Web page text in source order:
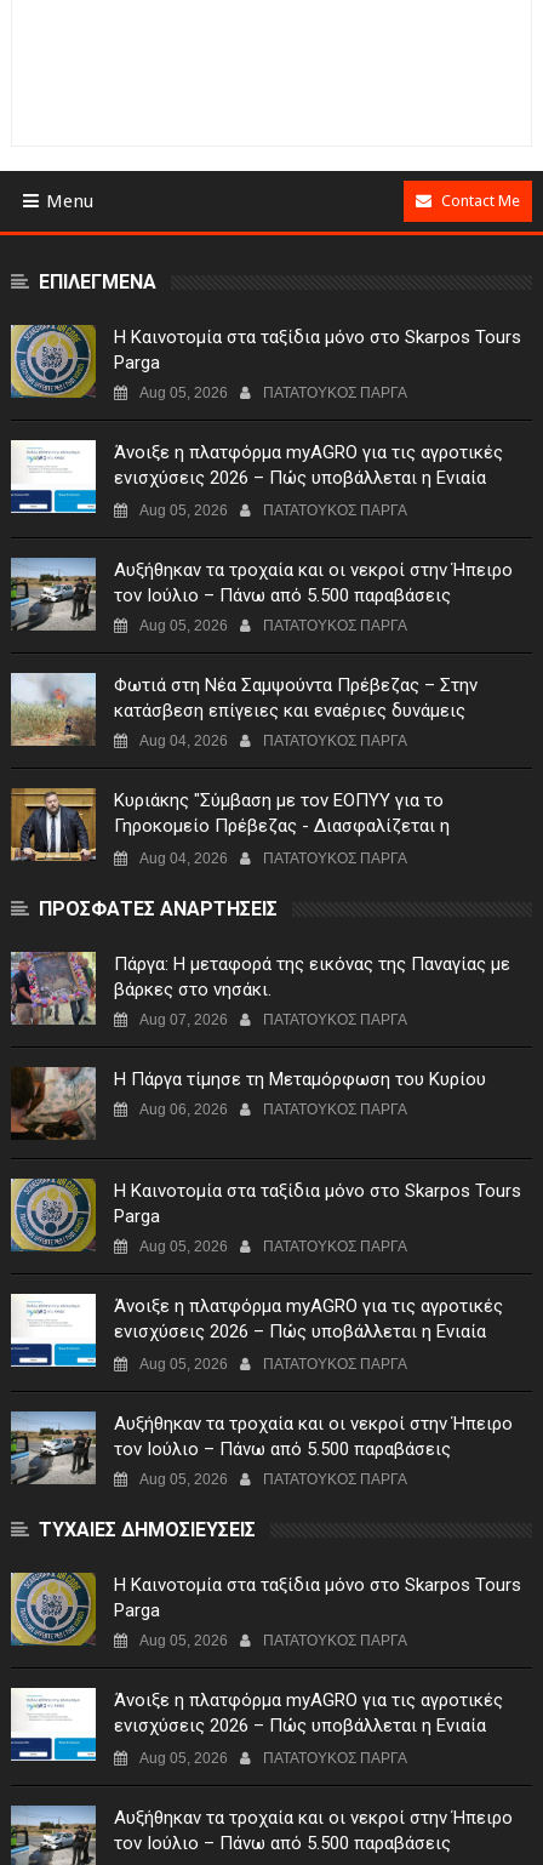
Menu Contact Me
ΕΠΙΛΕΓΜΕΝΑ
Η Καινοτομία στα ταξίδια μόνο στο Skarpos Tours
Parga
Aug 05, 2026 ΠΑΤΑΤΟΥΚΟΣ ΠΑΡΓΑ
Άνοιξε η πλατφόρμα myAGRO για τις αγροτικές
ενισχύσεις 2026 – Πώς υποβάλλεται η Ενιαία
Αίτηση Ενίσχυσης
Aug 05, 2026 ΠΑΤΑΤΟΥΚΟΣ ΠΑΡΓΑ
Αυξήθηκαν τα τροχαία και οι νεκροί στην Ήπειρο
τον Ιούλιο – Πάνω από 5.500 παραβάσεις
Aug 05, 2026 ΠΑΤΑΤΟΥΚΟΣ ΠΑΡΓΑ
Φωτιά στη Νέα Σαμψούντα Πρέβεζας – Στην
κατάσβεση επίγειες και εναέριες δυνάμεις
Aug 04, 2026 ΠΑΤΑΤΟΥΚΟΣ ΠΑΡΓΑ
Κυριάκης "Σύμβαση με τον ΕΟΠΥΥ για το
Γηροκομείο Πρέβεζας - Διασφαλίζεται η
χρηματοδότηση της λειτουργίας του"
Aug 04, 2026 ΠΑΤΑΤΟΥΚΟΣ ΠΑΡΓΑ
ΠΡΟΣΦΑΤΕΣ ΑΝΑΡΤΗΣΕΙΣ
Πάργα: Η μεταφορά της εικόνας της Παναγίας με
βάρκες στο νησάκι.
Aug 07, 2026 ΠΑΤΑΤΟΥΚΟΣ ΠΑΡΓΑ
Η Πάργα τίμησε τη Μεταμόρφωση του Κυρίου
Aug 06, 2026 ΠΑΤΑΤΟΥΚΟΣ ΠΑΡΓΑ
Η Καινοτομία στα ταξίδια μόνο στο Skarpos Tours
Parga
Aug 05, 2026 ΠΑΤΑΤΟΥΚΟΣ ΠΑΡΓΑ
Άνοιξε η πλατφόρμα myAGRO για τις αγροτικές
ενισχύσεις 2026 – Πώς υποβάλλεται η Ενιαία
Αίτηση Ενίσχυσης
Aug 05, 2026 ΠΑΤΑΤΟΥΚΟΣ ΠΑΡΓΑ
Αυξήθηκαν τα τροχαία και οι νεκροί στην Ήπειρο
τον Ιούλιο – Πάνω από 5.500 παραβάσεις
Aug 05, 2026 ΠΑΤΑΤΟΥΚΟΣ ΠΑΡΓΑ
ΤΥΧΑΙΕΣ ΔΗΜΟΣΙΕΥΣΕΙΣ
Η Καινοτομία στα ταξίδια μόνο στο Skarpos Tours
Parga
Aug 05, 2026 ΠΑΤΑΤΟΥΚΟΣ ΠΑΡΓΑ
Άνοιξε η πλατφόρμα myAGRO για τις αγροτικές
ενισχύσεις 2026 – Πώς υποβάλλεται η Ενιαία
Αίτηση Ενίσχυσης
Aug 05, 2026 ΠΑΤΑΤΟΥΚΟΣ ΠΑΡΓΑ
Αυξήθηκαν τα τροχαία και οι νεκροί στην Ήπειρο
τον Ιούλιο – Πάνω από 5.500 παραβάσεις